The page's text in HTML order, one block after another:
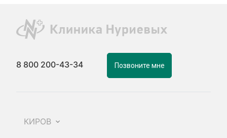
8 800 200-43-34 Позвоните мне
КИРОВ